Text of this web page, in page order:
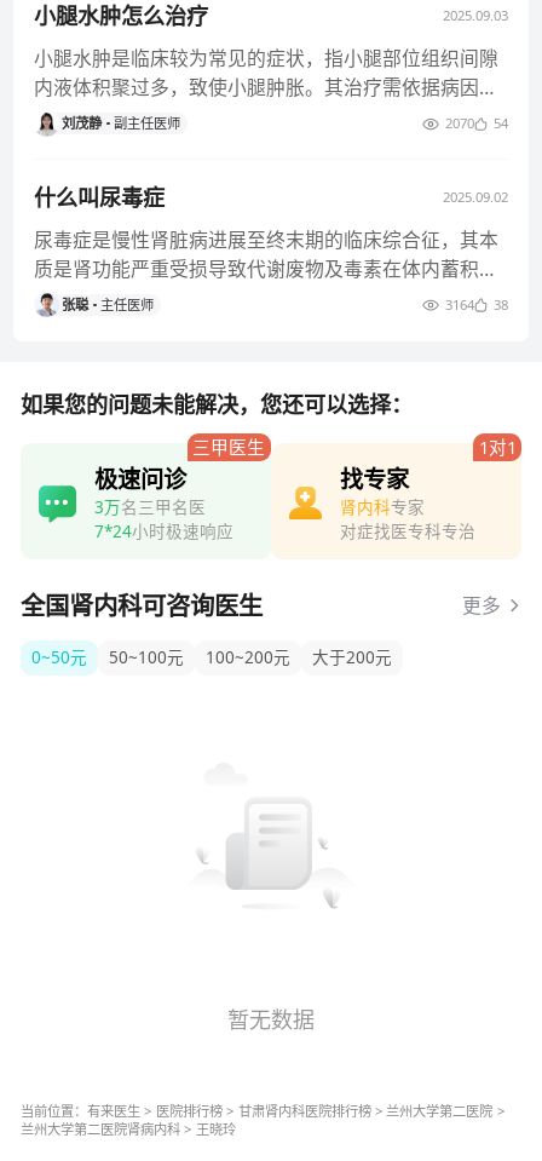
小腿水肿怎么治疗 2025.09.03
小腿水肿是临床较为常见的症状，指小腿部位组织间隙
内液体积聚过多，致使小腿肿胀。其治疗需依据病因进
行针对性处理，常见病因有
刘茂静 副主任医师 2070 54
什么叫尿毒症 2025.09.02
尿毒症是慢性肾脏病进展至终末期的临床综合征，其本
质是肾功能严重受损导致代谢废物及毒素在体内蓄积，
引发多系统功能紊乱。该病
张聪 主任医师 3164 38
如果您的问题未能解决，您还可以选择：
三甲医生
极速问诊
3万名三甲名医
7*24小时极速响应
1对1
找专家
肾内科专家
对症找医专科专治
全国肾内科可咨询医生 更多
0~50元 50~100元 100~200元 大于200元
暂无数据
当前位置： 有来医生 > 医院排行榜 > 甘肃肾内科医院排行榜 > 兰州大学第二医院 >
兰州大学第二医院肾病内科 > 王晓玲